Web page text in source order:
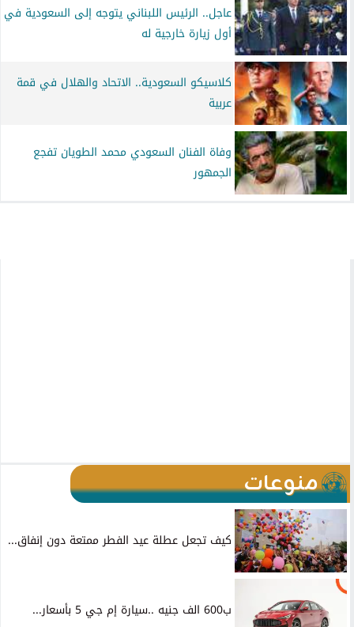
عاجل.. الرئيس اللبناني يتوجه إلى السعودية في
أول زيارة خارجية له
كلاسيكو السعودية.. الاتحاد والهلال في قمة
عربية
وفاة الفنان السعودي محمد الطويان تفجع
الجمهور
منوعات
كيف تجعل عطلة عيد الفطر ممتعة دون إنفاق...
ب600 الف جنيه ..سيارة إم جي 5 بأسعار...